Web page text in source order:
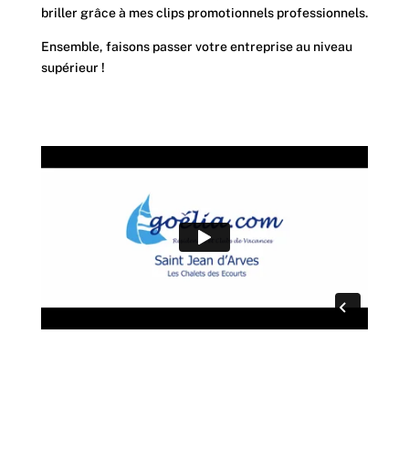
briller grâce à mes clips promotionnels professionnels.
Ensemble, faisons passer votre entreprise au niveau
supérieur !